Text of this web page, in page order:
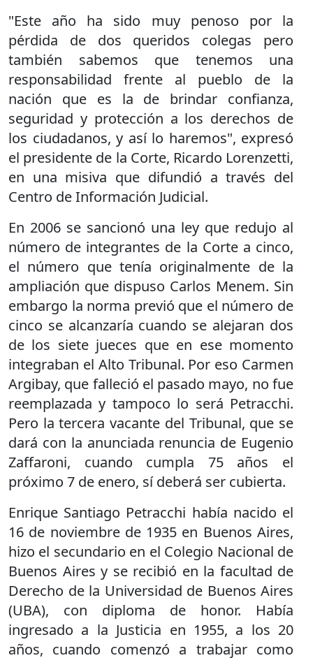
"Este año ha sido muy penoso por la
pérdida de dos queridos colegas pero
también sabemos que tenemos una
responsabilidad frente al pueblo de la
nación que es la de brindar confianza,
seguridad y protección a los derechos de
los ciudadanos, y así lo haremos", expresó
el presidente de la Corte, Ricardo Lorenzetti,
en una misiva que difundió a través del
Centro de Información Judicial.
En 2006 se sancionó una ley que redujo al
número de integrantes de la Corte a cinco,
el número que tenía originalmente de la
ampliación que dispuso Carlos Menem. Sin
embargo la norma previó que el número de
cinco se alcanzaría cuando se alejaran dos
de los siete jueces que en ese momento
integraban el Alto Tribunal. Por eso Carmen
Argibay, que falleció el pasado mayo, no fue
reemplazada y tampoco lo será Petracchi.
Pero la tercera vacante del Tribunal, que se
dará con la anunciada renuncia de Eugenio
Zaffaroni, cuando cumpla 75 años el
próximo 7 de enero, sí deberá ser cubierta.
Enrique Santiago Petracchi había nacido el
16 de noviembre de 1935 en Buenos Aires,
hizo el secundario en el Colegio Nacional de
Buenos Aires y se recibió en la facultad de
Derecho de la Universidad de Buenos Aires
(UBA), con diploma de honor. Había
ingresado a la Justicia en 1955, a los 20
años, cuando comenzó a trabajar como